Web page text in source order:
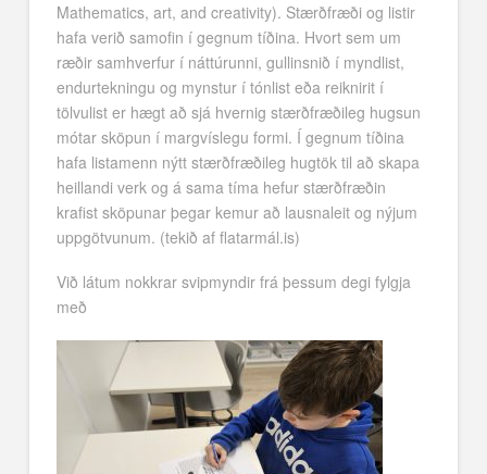
Mathematics, art, and creativity). Stærðfræði og listir
hafa verið samofin í gegnum tíðina. Hvort sem um
ræðir samhverfur í náttúrunni, gullinsnið í myndlist,
endurtekningu og mynstur í tónlist eða reiknirit í
tölvulist er hægt að sjá hvernig stærðfræðileg hugsun
mótar sköpun í margvíslegu formi. Í gegnum tíðina
hafa listamenn nýtt stærðfræðileg hugtök til að skapa
heillandi verk og á sama tíma hefur stærðfræðin
krafist sköpunar þegar kemur að lausnaleit og nýjum
uppgötvunum. (tekið af flatarmál.is)
Við látum nokkrar svipmyndir frá þessum degi fylgja
með